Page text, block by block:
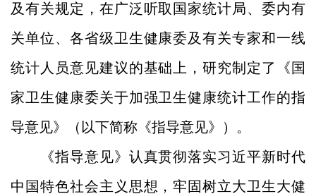
及有关规定，在广泛听取国家统计局、委内有
关单位、各省级卫生健康委及有关专家和一线
统计人员意见建议的基础上，研究制定了《国
家卫生健康委关于加强卫生健康统计工作的指
导意见》（以下简称《指导意见》）。
《指导意见》认真贯彻落实习近平新时代
中国特色社会主义思想，牢固树立大卫生大健